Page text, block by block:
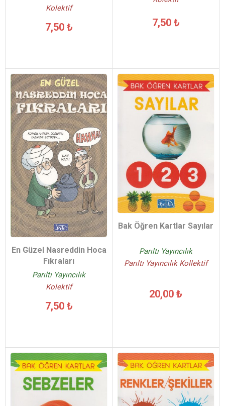
Kolektif
7,50 ₺ 7,50 ₺
En Güzel Nasreddin Hoca
Fıkraları
Parıltı Yayıncılık
Kolektif
7,50 ₺
Bak Öğren Kartlar Sayılar
Parıltı Yayıncılık
Parıltı Yayıncılık Kollektif
20,00 ₺